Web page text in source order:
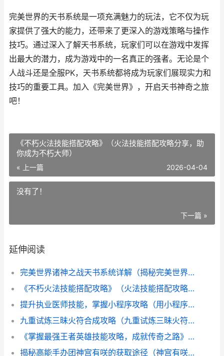
完美世界的天书系统是一项充满魅力的玩法，它不仅为玩
家提供了强大的能力，还带来了更深入的游戏策略与操作
技巧。通过深入了解天书系统，玩家们可以在游戏中发挥
出最大的潜力，成为游戏中的一名真正的强者。无论是个
人战斗还是全服PK，天书系统都将成为玩家们展现实力和
技巧的重要工具。加入《完美世界》，开启天书神奇之旅
吧！
《不朽火法技能搭配攻略》（火法技能搭配攻略分享，助
你成为不朽大师）
« 上一篇 2026-04-04
没有了！
下一篇 »
延伸阅读
完美世界诸神之战天书系统详解（揭秘完美世界天书系统，提升游戏策略与操作技巧）
《不朽火法技能搭配攻略》（火法技能搭配攻略分享，助你成为不朽大师）
提升执业医师技能，掌握小程序攻略（用小程序实现高效医疗服务的关键技巧）
九重试炼三昧火符合成攻略（九重试炼三昧火符与何种材料合成，助你在战斗中获胜）
《掌握最强王者英雄技能攻略，成就传奇之路》（技能解析、适用策略、进阶技巧一网打尽）
揭秘高能手办团神宫有咲的获取途径（神宫有咲如何获得？解锁心仪手办的方法大公开！）